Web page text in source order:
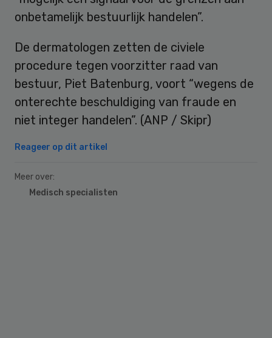
onbetamelijk bestuurlijk handelen”.
De dermatologen zetten de civiele
procedure tegen voorzitter raad van
bestuur, Piet Batenburg, voort “wegens de
onterechte beschuldiging van fraude en
niet integer handelen”. (ANP / Skipr)
Reageer op dit artikel
Meer over:
Medisch specialisten